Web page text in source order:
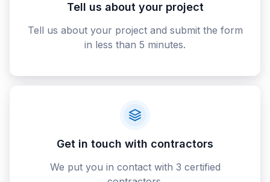
Tell us about your project
Tell us about your project and submit the form
in less than 5 minutes.
Get in touch with contractors
We put you in contact with 3 certified